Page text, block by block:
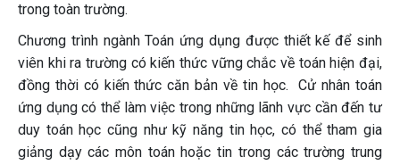
trong toàn trường.
Chương trình ngành Toán ứng dụng được thiết kế để sinh
viên khi ra trường có kiến thức vững chắc về toán hiện đại,
đồng thời có kiến thức căn bản về tin học. Cử nhân toán
ứng dụng có thể làm việc trong những lãnh vực cần đến tư
duy toán học cũng như kỹ năng tin học, có thể tham gia
giảng dạy các môn toán hoặc tin trong các trường trung